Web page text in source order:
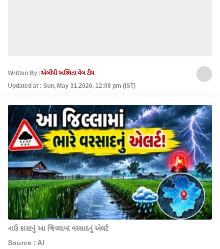
Written By :એબીપી અસ્મિતા વેબ ટીમ
Updated at : Sun, May 31,2026, 12:08 pm (IST)
નાઉ કાસ્ટનું આ જિલ્લામાં વરસાદનું એલર્ટ
Source : AI